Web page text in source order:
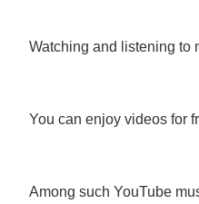
Watching and listening to
You can enjoy videos for
Among such YouTube